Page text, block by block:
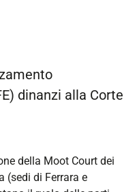
dinanzi alla Corte
della Moot Court dei
(sedi di Ferrara e